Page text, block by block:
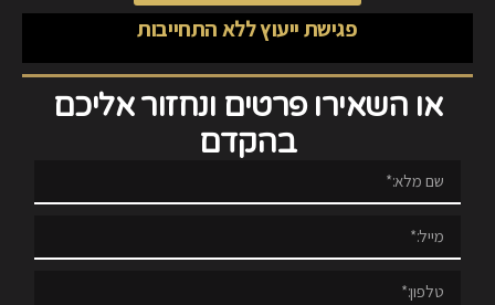
פגישת ייעוץ ללא התחייבות
או השאירו פרטים ונחזור אליכם
בהקדם